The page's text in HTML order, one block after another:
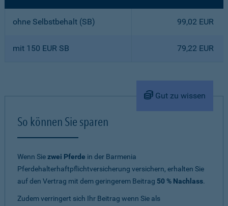
ohne Selbstbehalt (SB) 99,02 EUR
mit 150 EUR SB 79,22 EUR
Gut zu wissen
So können Sie sparen
Wenn Siezwei Pferde in der Barmenia
Pferdehalterhaftpflichtversicherung versichern, erhalten Sie
auf den Vertrag mit dem geringerem Beitrag 50 % Nachlass.
Zudem verringert sich Ihr Beitrag wenn Sie als